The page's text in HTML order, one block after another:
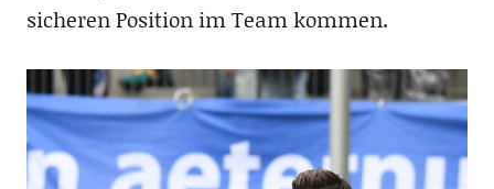
sicheren Position im Team kommen.